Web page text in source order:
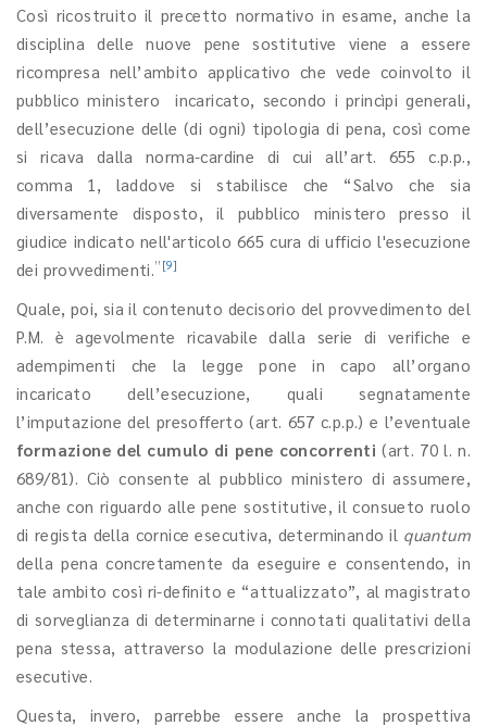
Così ricostruito il precetto normativo in esame, anche la
disciplina delle nuove pene sostitutive viene a essere
ricompresa nell’ambito applicativo che vede coinvolto il
pubblico ministero incaricato, secondo i princìpi generali,
dell’esecuzione delle (di ogni) tipologia di pena, così come
si ricava dalla norma-cardine di cui all’art. 655 c.p.p.,
comma 1, laddove si stabilisce che “Salvo che sia
diversamente disposto, il pubblico ministero presso il
giudice indicato nell'articolo 665 cura di ufficio l'esecuzione
dei provvedimenti.” [9]
Quale, poi, sia il contenuto decisorio del provvedimento del
P.M. è agevolmente ricavabile dalla serie di verifiche e
adempimenti che la legge pone in capo all’organo
incaricato dell’esecuzione, quali segnatamente
l’imputazione del presofferto (art. 657 c.p.p.) e l’eventuale
formazione del cumulo di pene concorrenti (art. 70 l. n.
689/81). Ciò consente al pubblico ministero di assumere,
anche con riguardo alle pene sostitutive, il consueto ruolo
di regista della cornice esecutiva, determinando il quantum
della pena concretamente da eseguire e consentendo, in
tale ambito così ri-definito e “attualizzato”, al magistrato
di sorveglianza di determinarne i connotati qualitativi della
pena stessa, attraverso la modulazione delle prescrizioni
esecutive.
Questa, invero, parrebbe essere anche la prospettiva